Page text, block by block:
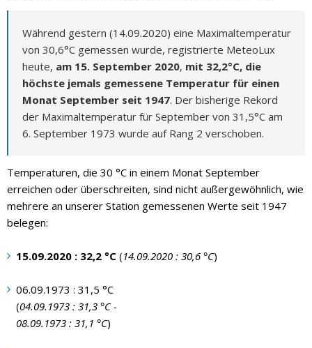
Während gestern (14.09.2020) eine Maximaltemperatur
von 30,6°C gemessen wurde, registrierte MeteoLux
heute, am 15. September 2020, mit 32,2°C, die
höchste jemals gemessene Temperatur für einen
Monat September seit 1947. Der bisherige Rekord
der Maximaltemperatur für September von 31,5°C am
6. September 1973 wurde auf Rang 2 verschoben.
Temperaturen, die 30 °C in einem Monat September
erreichen oder überschreiten, sind nicht außergewöhnlich, wie
mehrere an unserer Station gemessenen Werte seit 1947
belegen:
15.09.2020 : 32,2 °C (14.09.2020 : 30,6 °C)
06.09.1973 : 31,5 °C
(04.09.1973 : 31,3 °C -
08.09.1973 : 31,1 °C)